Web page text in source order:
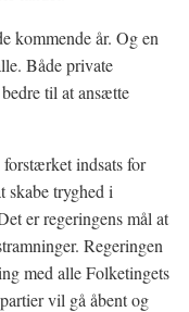
kommende år. Og en
Både private
til at ansætte
indsats for
skabe tryghed i
er regeringens mål at
Regeringen
med alle Folketingets
vil gå åbent og